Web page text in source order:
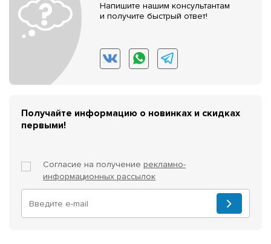
Напишите нашим консультантам
и получите быстрый ответ!
Получайте информацию о новинках и скидках
первыми!
Согласие на получение рекламно-
информационных рассылок